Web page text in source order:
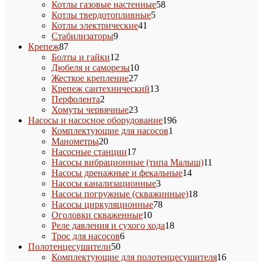
Котлы газовые настенные5858
Котлы твердотопливные55
Котлы электрические41
Стабилизаторы99
Крепеж8787
товаров
Болты и гайки12
товаров
Дюбеля и саморезы1010
Жесткое крепление2727
товаров
Крепеж сантехнический1313
Перфолента2
товара
Хомуты червячные2323
товара
Насосы и насосное оборудование196196
Комплектующие для насосов1
Манометры2020
товаров
Насосные станции1717
товаров
Насосы вибрационные (типа Малыш)11
Насосы дренажные и фекальные1414
Насосы канализационные33
товара
Насосы погружные (скважинные)1818
Насосы циркуляционные7878
Оголовки скваженные1010
товаров
Реле давления и сухого хода1818
Трос для насосов66
Полотенцесушители5050
товаров
Комплектующие для полотенцесушителя1616